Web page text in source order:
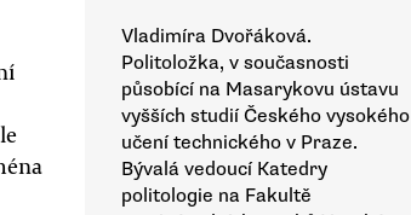
Vladimíra Dvořáková.
Politoložka, v současnosti
působící na Masarykovu ústavu
vyšších studií Českého vysokého
učení technického v Praze.
Bývalá vedoucí Katedry
politologie na Fakultě